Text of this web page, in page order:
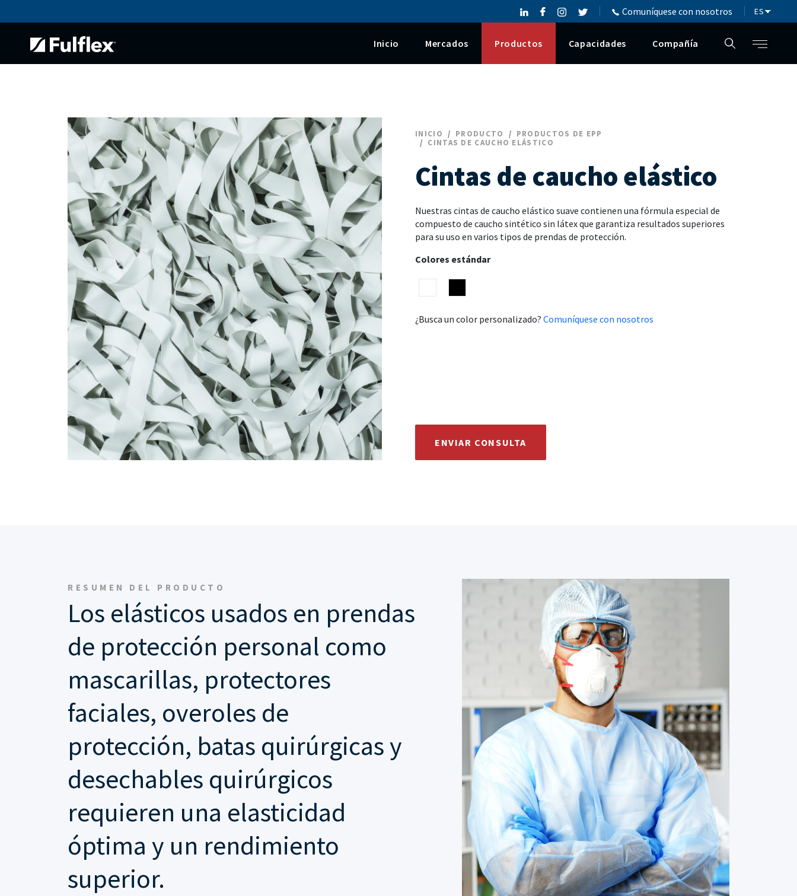
Comuníquese con nosotros
Inicio Mercados Productos Capacidades Compañía
INICIO PRODUCTO
PRODUCTOS DE EPP
CINTAS DE CAUCHO ELÁSTICO
Cintas de caucho elástico
Nuestras cintas de caucho elástico suave contienen una fórmula especial de
compuesto de caucho sintético sin látex que garantiza resultados superiores
para su uso en varios tipos de prendas de protección.
Colores estándar
¿Busca un color personalizado? Comuníquese con nosotros
ENVIAR CONSULTA
RESUMEN DEL PRODUCTO
Los elásticos usados en prendas
de protección personal como
mascarillas, protectores
faciales, overoles de
protección, batas quirúrgicas y
desechables quirúrgicos
requieren una elasticidad
óptima y un rendimiento
superior.